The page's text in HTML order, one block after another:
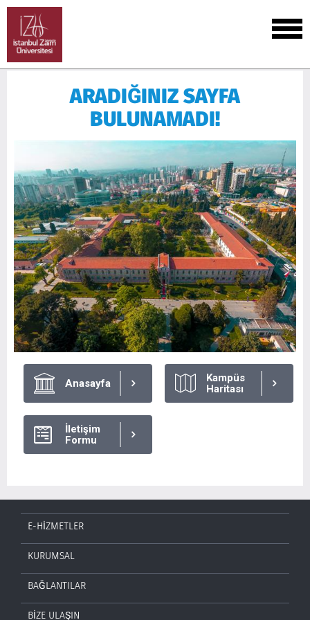
ARADIĞINIZ SAYFA
BULUNAMADI!
Anasayfa
Kampüs
Haritası
İletişim
Formu
E-HİZMETLER
KURUMSAL
BAĞLANTILAR
BİZE ULAŞIN